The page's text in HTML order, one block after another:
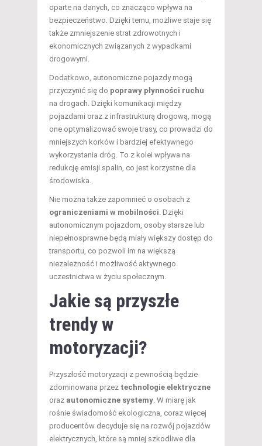
oparte na danych, co znacząco wpływa na
bezpieczeństwo. Dzięki temu, możliwe staje się
także zmniejszenie strat zdrowotnych i
ekonomicznych związanych z wypadkami
drogowymi.
Dodatkowo, autonomiczne pojazdy mogą
przyczynić się do poprawy płynności ruchu
na drogach. Dzięki komunikacji między
pojazdami oraz z infrastrukturą drogową, mogą
one optymalizować swoje trasy, co prowadzi do
mniejszych korków i bardziej efektywnego
wykorzystania dróg. To z kolei wpływa na
redukcję emisji spalin, co jest korzystne dla
środowiska.
Nie można także zapomnieć o osobach z
ograniczeniami w mobilności . Dzięki
autonomicznym pojazdom, osoby starsze lub
niepełnosprawne będą miały większy dostęp do
transportu, co pozwoli im na większą
niezależność i możliwość aktywnego
uczestnictwa w życiu społecznym.
Jakie są przyszłe
trendy w
motoryzacji?
Przyszłość motoryzacji z pewnością będzie
zdominowana przez technologie elektryczne
oraz autonomiczne systemy . W miarę jak
rośnie świadomość ekologiczna, coraz więcej
producentów decyduje się na rozwój pojazdów
elektrycznych, które są mniej szkodliwe dla